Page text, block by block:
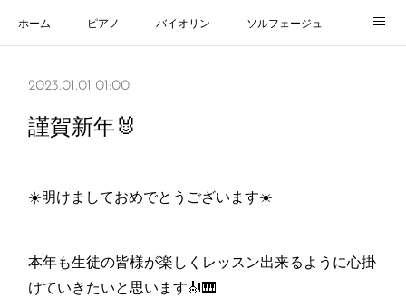
ホーム ピアノ バイオリン ソルフェージュ
2023.01.01 01:00
謹賀新年🐰
☀️明けましておめでとうございます☀️
本年も生徒の皆様が楽しくレッスン出来るように心掛
けていきたいと思います🎻🎹